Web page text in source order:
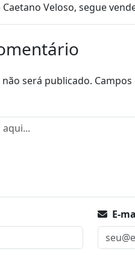
Veloso, segue
será publicado.
E-